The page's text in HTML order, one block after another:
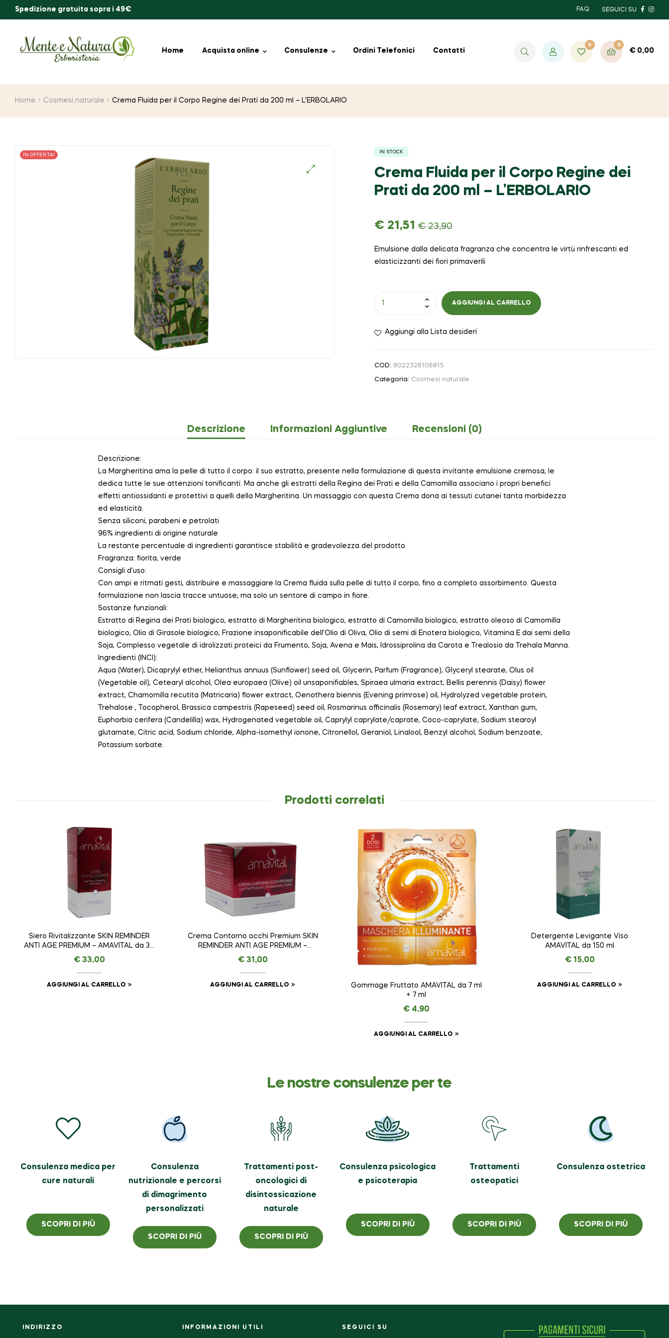
Spedizione gratuita sopra i 49€ FAQ SEGUICI SU
Home Acquista online Consulenze Ordini Telefonici Contatti
5 0
€ 0,00
Home Cosmesi naturale Crema Fluida per il Corpo Regine dei Prati da 200 ml – L’ERBOLARIO
IN OFFERTA!
IN STOCK
Crema Fluida per il Corpo Regine dei
Prati da 200 ml – L’ERBOLARIO
€23,90
€ 21,51
Emulsione dalla delicata fragranza che concentra le virtù rinfrescanti ed
elasticizzanti dei fiori primaverili
AGGIUNGI AL CARRELLO
Aggiungi alla Lista desideri
COD: 8022328106815
Categoria: Cosmesi naturale
Descrizione Informazioni Aggiuntive Recensioni (0)
Descrizione:
La Margheritina ama la pelle di tutto il corpo: il suo estratto, presente nella formulazione di questa invitante emulsione cremosa, le
dedica tutte le sue attenzioni tonificanti. Ma anche gli estratti della Regina dei Prati e della Camomilla associano i propri benefici
effetti antiossidanti e protettivi a quelli della Margheritina. Un massaggio con questa Crema dona ai tessuti cutanei tanta morbidezza
ed elasticità.
Senza siliconi, parabeni e petrolati
96% ingredienti di origine naturale
La restante percentuale di ingredienti garantisce stabilità e gradevolezza del prodotto.
Fragranza: fiorita, verde
Consigli d’uso:
Con ampi e ritmati gesti, distribuire e massaggiare la Crema fluida sulla pelle di tutto il corpo, fino a completo assorbimento. Questa
formulazione non lascia tracce untuose, ma solo un sentore di campo in fiore.
Sostanze funzionali:
Estratto di Regina dei Prati biologico, estratto di Margheritina biologico, estratto di Camomilla biologico, estratto oleoso di Camomilla
biologico, Olio di Girasole biologico, Frazione insaponificabile dell’Olio di Oliva, Olio di semi di Enotera biologico, Vitamina E dai semi della
Soja, Complesso vegetale di idrolizzati proteici da Frumento, Soja, Avena e Mais, Idrossiprolina da Carota e Trealosio da Trehala Manna.
Ingredienti (INCI):
Aqua (Water), Dicaprylyl ether, Helianthus annuus (Sunflower) seed oil, Glycerin, Parfum (Fragrance), Glyceryl stearate, Olus oil
(Vegetable oil), Cetearyl alcohol, Olea europaea (Olive) oil unsaponifiables, Spiraea ulmaria extract, Bellis perennis (Daisy) flower
extract, Chamomilla recutita (Matricaria) flower extract, Oenothera biennis (Evening primrose) oil, Hydrolyzed vegetable protein,
Trehalose , Tocopherol, Brassica campestris (Rapeseed) seed oil, Rosmarinus officinalis (Rosemary) leaf extract, Xanthan gum,
Euphorbia cerifera (Candelilla) wax, Hydrogenated vegetable oil, Caprylyl caprylate/caprate, Coco-caprylate, Sodium stearoyl
glutamate, Citric acid, Sodium chloride, Alpha-isomethyl ionone, Citronellol, Geraniol, Linalool, Benzyl alcohol, Sodium benzoate,
Potassium sorbate.
Prodotti correlati
Siero Rivitalizzante SKIN REMINDER
ANTI AGE PREMIUM – AMAVITAL da 30
ml
€33,00
AGGIUNGI AL CARRELLO
Crema Contorno occhi Premium SKIN
REMINDER ANTI AGE PREMIUM –
AMAVITAL da 15 ml
€31,00
AGGIUNGI AL CARRELLO
Gommage Fruttato AMAVITAL da 7 ml
+ 7 ml
€4,90
AGGIUNGI AL CARRELLO
Detergente Levigante Viso
AMAVITAL da 150 ml
€15,00
AGGIUNGI AL CARRELLO
Le nostre consulenze per te
Consulenza medica per
cure naturali
SCOPRI DI PIÙ
Consulenza
nutrizionale e percorsi
di dimagrimento
personalizzati
SCOPRI DI PIÙ
Trattamenti post-
oncologici di
disintossicazione
naturale
SCOPRI DI PIÙ
Consulenza psicologica
e psicoterapia
SCOPRI DI PIÙ
Trattamenti
osteopatici
SCOPRI DI PIÙ
Consulenza ostetrica
SCOPRI DI PIÙ
INDIRIZZO INFORMAZIONI UTILI SEGUICI SU